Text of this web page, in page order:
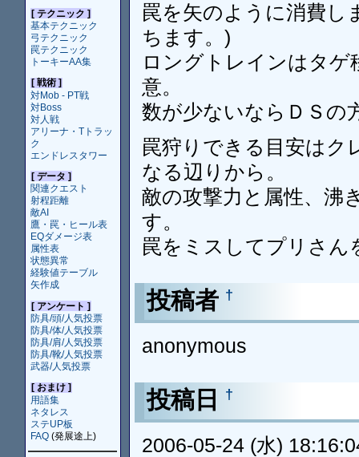
[ テクニック ]
基本テクニック
弓テクニック
罠テクニック
トーキーAA集
[ 戦術 ]
対Mob - PT戦
対Boss
対人戦
アリーナ・Tトラッ
ク
エンドレスタワー
[ データ ]
関連クエスト
射程距離
敵AI
鷹・罠・ヒール表
EQダメージ表
属性表
状態異常
経験値テーブル
矢作成
[ アンケート ]
防具/頭/人気投票
防具/体/人気投票
防具/肩/人気投票
防具/靴/人気投票
武器/人気投票
[ おまけ ]
用語集
ネタレス
ステUP板
FAQ(発展途上)
罠を矢のように消費し
ちます。)
ロングトレインはタゲ
意。
数が少ないならＤＳの
罠狩りできる目安はク
なる辺りから。
敵の攻撃力と属性、沸
す。
罠をミスしてプリさん
投稿者 †
anonymous
投稿日 †
2006-05-24 (水)